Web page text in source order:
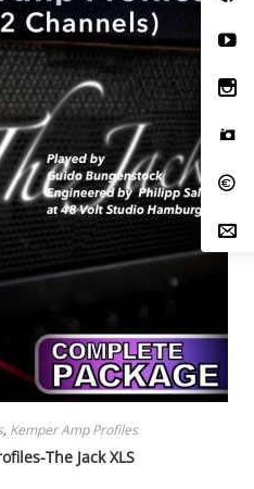
, Kemper Amp Profiles
The Jack XLS